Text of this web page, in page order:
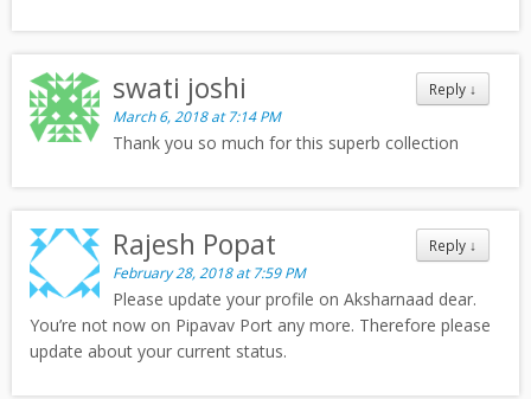
Reply ↓
swati joshi
March 6, 2018 at 7:14 PM
Thank you so much for this superb collection
Reply ↓
Rajesh Popat
February 28, 2018 at 7:59 PM
Please update your profile on Aksharnaad dear.
You’re not now on Pipavav Port any more. Therefore please
update about your current status.